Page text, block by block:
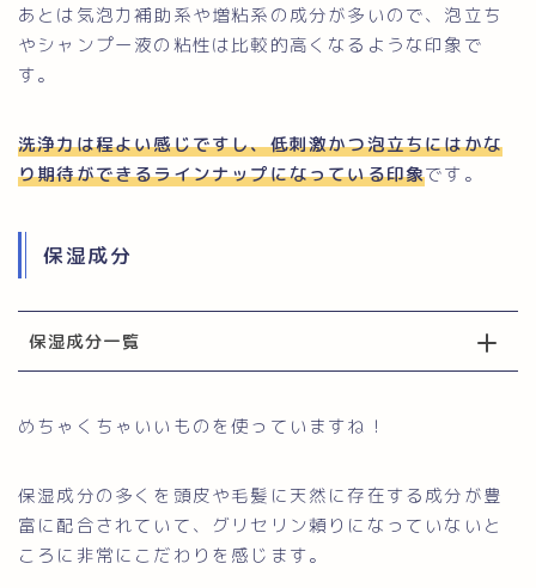
あとは気泡力補助系や増粘系の成分が多いので、泡立ち
やシャンプー液の粘性は比較的高くなるような印象で
す。
洗浄力は程よい感じですし、低刺激かつ泡立ちにはかな
り期待ができるラインナップになっている印象です。
保湿成分
保湿成分一覧
めちゃくちゃいいものを使っていますね！
保湿成分の多くを頭皮や毛髪に天然に存在する成分が豊
富に配合されていて、グリセリン頼りになっていないと
ころに非常にこだわりを感じます。